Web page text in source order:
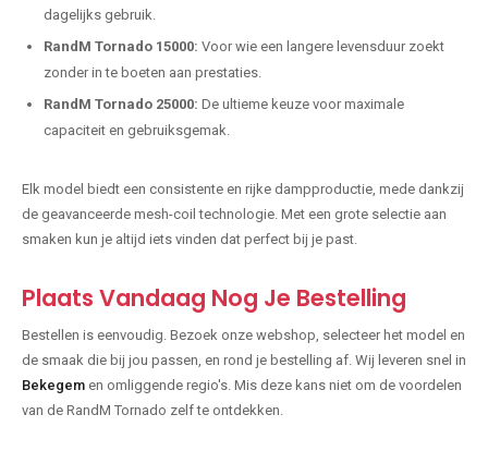
dagelijks gebruik.
RandM Tornado 15000: Voor wie een langere levensduur zoekt
zonder in te boeten aan prestaties.
RandM Tornado 25000: De ultieme keuze voor maximale
capaciteit en gebruiksgemak.
Elk model biedt een consistente en rijke dampproductie, mede dankzij
de geavanceerde mesh-coil technologie. Met een grote selectie aan
smaken kun je altijd iets vinden dat perfect bij je past.
Plaats Vandaag Nog Je Bestelling
Bestellen is eenvoudig. Bezoek onze webshop, selecteer het model en
de smaak die bij jou passen, en rond je bestelling af. Wij leveren snel in
Bekegem en omliggende regio's. Mis deze kans niet om de voordelen
van de RandM Tornado zelf te ontdekken.